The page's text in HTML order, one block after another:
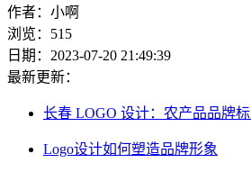
作者：小啊
浏览：515
日期：2023-07-20 21:49:39
最新更新：
长春 LOGO 设计：农产品品牌
Logo设计如何塑造品牌形象